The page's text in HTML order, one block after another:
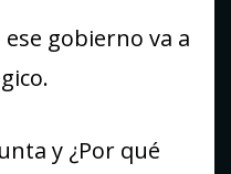
gobierno va a
y ¿Por qué